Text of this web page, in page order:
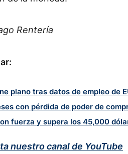
Rentería
plano tras datos de empleo de
con pérdida de poder de
fuerza y supera los 45,000
nuestro canal de YouTube